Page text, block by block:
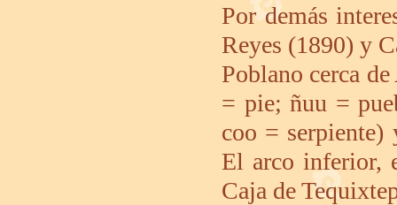
Por demás
Reyes (1890) y
Poblano cerca
= pie; ñuu =
coo = serpiente)
El arco inferior,
Caja de